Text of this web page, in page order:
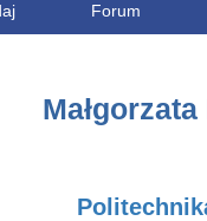
Forum